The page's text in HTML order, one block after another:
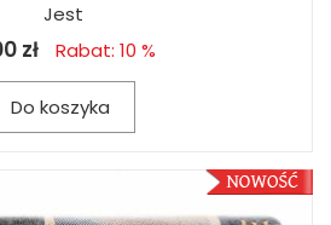
Jest
zł Rabat: 10 %
Do koszyka